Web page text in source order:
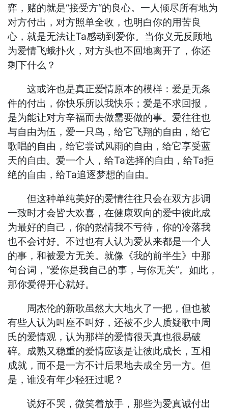
弈，赌的就是“接受方“的良心。一人倾尽所有地为
对方付出，对方照单全收，也明白你的用苦良
心，就是无法让Ta感动到爱你。当你义无反顾地
为爱情飞蛾扑火，对方头也不回地离开了，你还
剩下什么？
这或许也是真正爱情原本的模样：爱是无条
件的付出，你快乐所以我快乐；爱是不求回报，
是为能让对方辛福而去做需要做的事。爱往往也
与自由为伍，爱一只鸟，给它飞翔的自由，给它
歌唱的自由，给它尝试风雨的自由，给它享受蓝
天的自由。爱一个人，给Ta选择的自由，给Ta拒
绝的自由，给Ta追逐梦想的自由。
但这种单纯美好的爱情往往只会在双方步调
一致时才会皆大欢喜，在健康双向的爱中彼此成
为最好的自己，你的热情我不亏待，你的冷落我
也不会讨好。不过也有人认为爱从来都是一个人
的事，和被爱方无关。就像《我的前半生》中那
句台词，“爱你是我自己的事，与你无关”。如此，
那你爱得开心就好。
周杰伦的新歌虽然大大地火了一把，但也被
有些人认为叫座不叫好，还被不少人质疑歌中周
氏的爱情观，认为那样的爱情很天真也很易破
碎。成熟又稳重的爱情应该是让彼此成长，互相
成就，而不是一方不计后果地去成全另一方。但
是，谁没有年少轻狂过呢？
说好不哭，微笑着放手，那些为爱真诚付出